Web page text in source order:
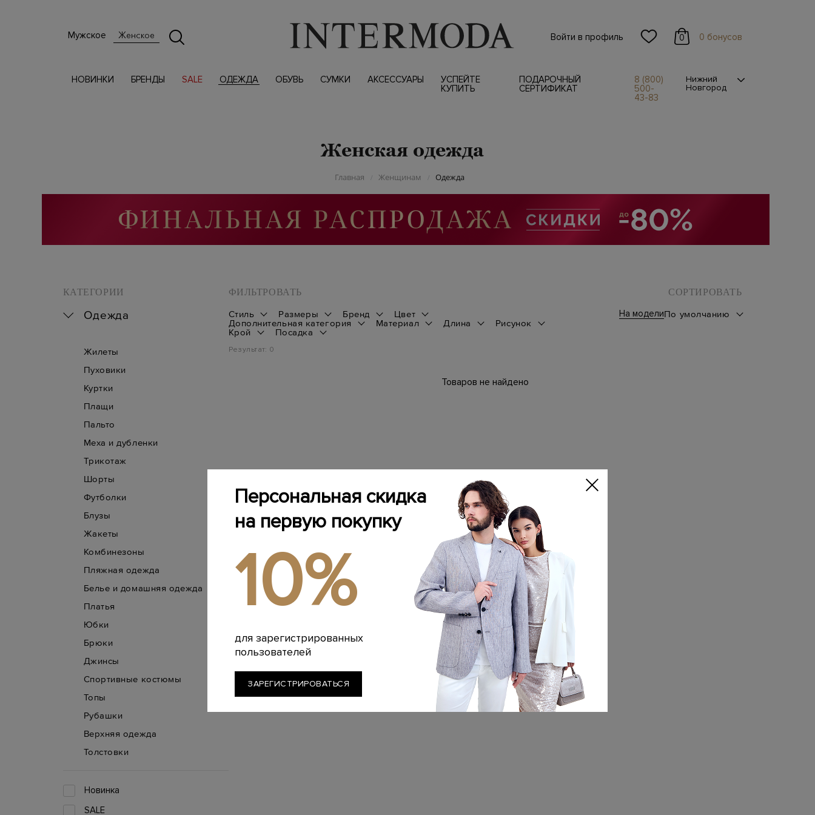
Мужское Женское Войти в профиль 0 0 бонусов
НОВИНКИ БРЕНДЫ SALE ОДЕЖДА ОБУВЬ СУМКИ АКСЕССУАРЫ
УСПЕЙТЕ
КУПИТЬ
ПОДАРОЧНЫЙ
СЕРТИФИКАТ
8 (800)
500-
43-83
Нижний
Новгород
Женская одежда
Главная / Женщинам / Одежда
КАТЕГОРИИ
Одежда
Жилеты
Пуховики
Куртки
Плащи
Пальто
Меха и дубленки
Трикотаж
Шорты
Футболки
Блузы
Жакеты
Комбинезоны
Пляжная одежда
Белье и домашняя одежда
Платья
Юбки
Брюки
Джинсы
Спортивные костюмы
Топы
Рубашки
Верхняя одежда
Толстовки
Новинка
SALE
ФИЛЬТРОВАТЬ
Стиль Размеры Бренд
Цвет
Дополнительная категория
Материал Длина
Рисунок
Крой
Посадка
На модели
СОРТИРОВАТЬ
По умолчанию
Результат: 0
Товаров не найдено
Персональная скидка
на первую покупку
10%
для зарегистрированных
пользователей
ЗАРЕГИСТРИРОВАТЬСЯ